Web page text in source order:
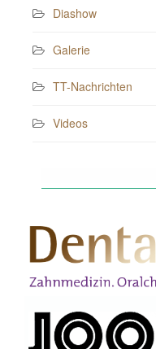
Diashow
Galerie
TT-Nachrichten
Videos